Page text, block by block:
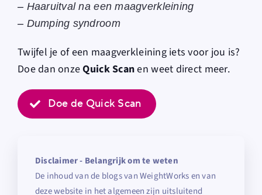
– Haaruitval na een maagverkleining
– Dumping syndroom
Twijfel je of een maagverkleining iets voor jou is?
Doe dan onzeQuick Scanen weet direct meer.
Doe de Quick Scan
Disclaimer - Belangrijk om te weten
De inhoud van de blogs van WeightWorks en van
deze website in het algemeen zijn uitsluitend